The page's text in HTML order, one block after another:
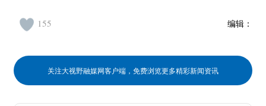
编辑：
155
关注大视野融媒网客户端，免费浏览更多精彩新闻资讯